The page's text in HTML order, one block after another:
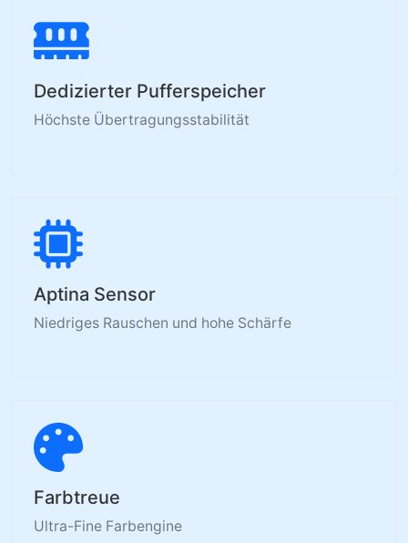
Dedizierter Pufferspeicher
Höchste Übertragungsstabilität
Aptina Sensor
Niedriges Rauschen und hohe Schärfe
Farbtreue
Ultra-Fine Farbengine